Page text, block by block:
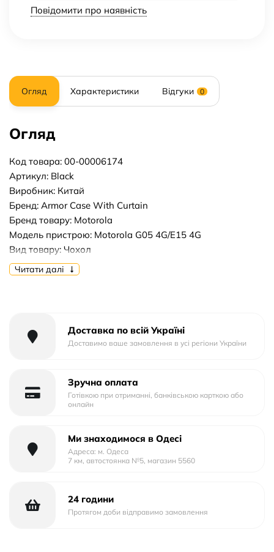
Повідомити про наявність
Огляд Характеристики Відгуки 0
Огляд
Код товара: 00-00006174
Артикул: Black
Виробник: Китай
Бренд: Armor Case With Curtain
Бренд товару: Motorola
Модель пристрою: Motorola G05 4G/E15 4G
Вид товару: Чохол
Форм-фактор: Накладка
Тип матеріалу: Пластик+Силікон
Читати далі
Доставка по всій Україні
Доставимо ваше замовлення в усі регіони України
Зручна оплата
Готівкою при отриманні, банківською карткою або
онлайн
Ми знаходимося в Одесі
Адреса: м. Одеса
7 км, автостоянка №5, магазин 5560
24 години
Протягом доби відправимо замовлення